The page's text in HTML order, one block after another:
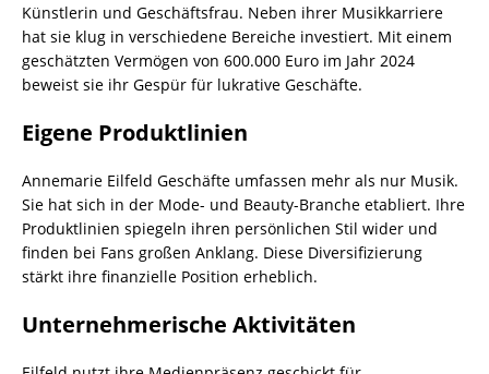
Künstlerin und Geschäftsfrau. Neben ihrer Musikkarriere
hat sie klug in verschiedene Bereiche investiert. Mit einem
geschätzten Vermögen von 600.000 Euro im Jahr 2024
beweist sie ihr Gespür für lukrative Geschäfte.
Eigene Produktlinien
Annemarie Eilfeld Geschäfte umfassen mehr als nur Musik.
Sie hat sich in der Mode- und Beauty-Branche etabliert. Ihre
Produktlinien spiegeln ihren persönlichen Stil wider und
finden bei Fans großen Anklang. Diese Diversifizierung
stärkt ihre finanzielle Position erheblich.
Unternehmerische Aktivitäten